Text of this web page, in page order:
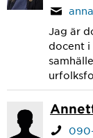
Jag är
docent i